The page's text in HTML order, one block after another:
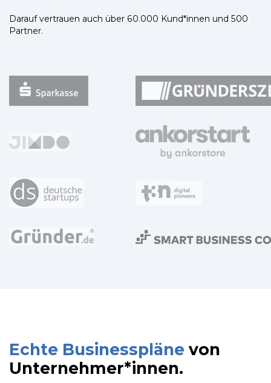
Darauf vertrauen auch über 60.000 Kund*innen und 500
Partner.
Echte Businesspläne von
Unterneh­mer*innen.